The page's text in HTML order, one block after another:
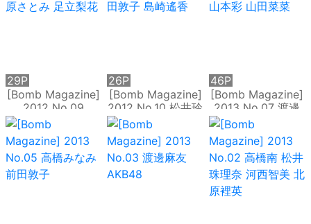
[Bomb Magazine]
2012 No.09
AKB48 石原さとみ
足立梨花
29P
[Bomb Magazine]
2012 No.10 松井玲
奈 前田敦子 島崎遙
香
26P
[Bomb Magazine]
2013 No.07 渡邊
美優紀 山本彩 山田
菜菜
46P